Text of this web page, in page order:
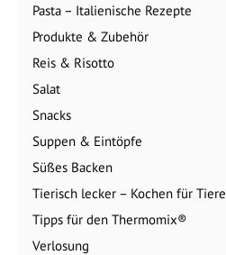
Pasta – Italienische Rezepte
Produkte & Zubehör
Reis & Risotto
Salat
Snacks
Suppen & Eintöpfe
Süßes Backen
Tierisch lecker – Kochen für Tiere
Tipps für den Thermomix®
Verlosung